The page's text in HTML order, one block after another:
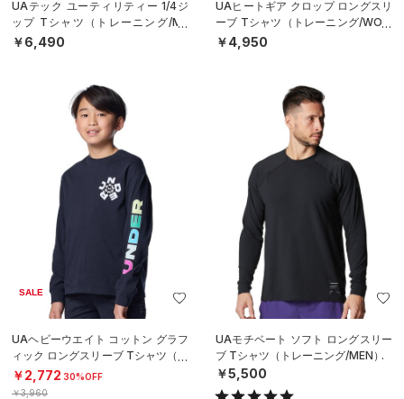
UAテック ユーティリティー 1/4ジ
ップ Tシャツ（トレーニング/ME
N）
￥6,490
UAヒートギア クロップ ロングスリ
ーブ Tシャツ（トレーニング/WOM
EN）
￥4,950
SALE
UAヘビーウエイト コットン グラフ
ィック ロングスリーブ Tシャツ（ト
レーニング/BOYS）
￥2,772 30%OFF
￥3,960
UAモチベート ソフト ロングスリー
ブ Tシャツ（トレーニング/MEN）
￥5,500